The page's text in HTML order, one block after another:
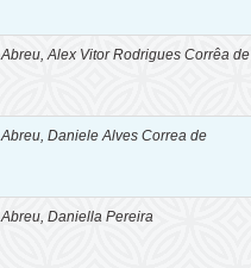
Abreu, Alex Vitor Rodrigues Corrêa de
Abreu, Daniele Alves Correa de
Abreu, Daniella Pereira